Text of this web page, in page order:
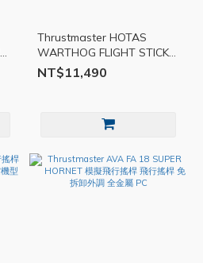
Thrustmaster HOTAS
WARTHOG FLIGHT STICK
飛行搖桿 模擬 飛行 PC
TMR032
NT$11,490